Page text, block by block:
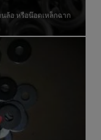
ล้อ หรือน๊อตเหล็กฉาก